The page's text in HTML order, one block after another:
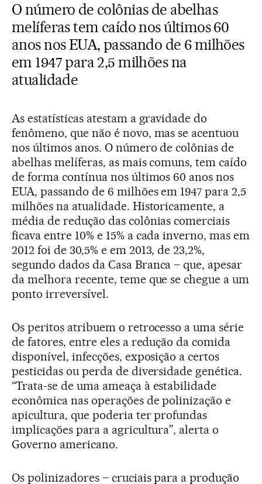
O número de colônias de abelhas
melíferas tem caído nos últimos 60
anos nos EUA, passando de 6 milhões
em 1947 para 2,5 milhões na
atualidade
As estatísticas atestam a gravidade do
fenômeno, que não é novo, mas se acentuou
nos últimos anos. O número de colônias de
abelhas melíferas, as mais comuns, tem caído
de forma contínua nos últimos 60 anos nos
EUA, passando de 6 milhões em 1947 para 2,5
milhões na atualidade. Historicamente, a
média de redução das colônias comerciais
ficava entre 10% e 15% a cada inverno, mas em
2012 foi de 30,5% e em 2013, de 23,2%,
segundo dados da Casa Branca – que, apesar
da melhora recente, teme que se chegue a um
ponto irreversível.
Os peritos atribuem o retrocesso a uma série
de fatores, entre eles a redução da comida
disponível, infecções, exposição a certos
pesticidas ou perda de diversidade genética.
“Trata-se de uma ameaça à estabilidade
econômica nas operações de polinização e
apicultura, que poderia ter profundas
implicações para a agricultura”, alerta o
Governo americano.
Os polinizadores – cruciais para a produção